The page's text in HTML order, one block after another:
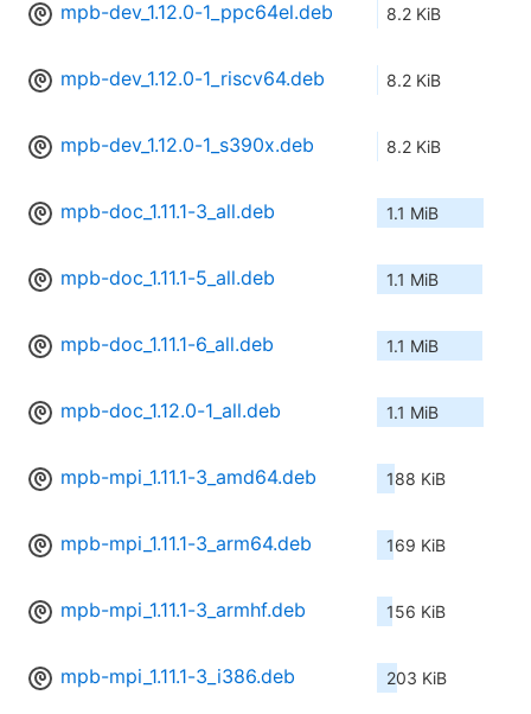
mpb-dev_1.12.0-1_ppc64el.deb 8.2 KiB
mpb-dev_1.12.0-1_riscv64.deb 8.2 KiB
mpb-dev_1.12.0-1_s390x.deb 8.2 KiB
mpb-doc_1.11.1-3_all.deb 1.1 MiB
mpb-doc_1.11.1-5_all.deb 1.1 MiB
mpb-doc_1.11.1-6_all.deb 1.1 MiB
mpb-doc_1.12.0-1_all.deb 1.1 MiB
mpb-mpi_1.11.1-3_amd64.deb 188 KiB
mpb-mpi_1.11.1-3_arm64.deb 169 KiB
mpb-mpi_1.11.1-3_armhf.deb 156 KiB
mpb-mpi_1.11.1-3_i386.deb 203 KiB